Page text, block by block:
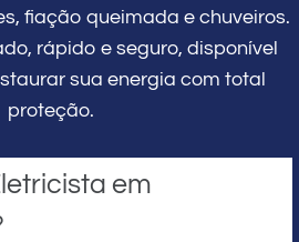
fiação queimada e chuveiros.
rápido e seguro, disponível
sua energia com total
proteção.
em